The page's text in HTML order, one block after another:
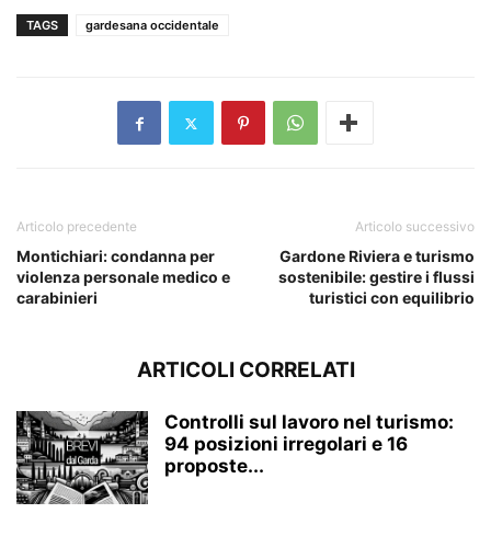
TAGS gardesana occidentale
Articolo precedente
Montichiari: condanna per
violenza personale medico e
carabinieri
Articolo successivo
Gardone Riviera e turismo
sostenibile: gestire i flussi
turistici con equilibrio
ARTICOLI CORRELATI
Controlli sul lavoro nel turismo:
94 posizioni irregolari e 16
proposte...